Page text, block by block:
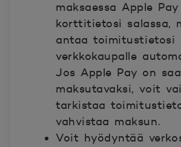
maksaessa Apple
korttitietosi salassa,
antaa toimitustietosi
verkkokaupalle
Jos Apple Pay on
maksutavaksi, voit
tarkistaa
vahvistaa maksun.
Voit hyödyntää